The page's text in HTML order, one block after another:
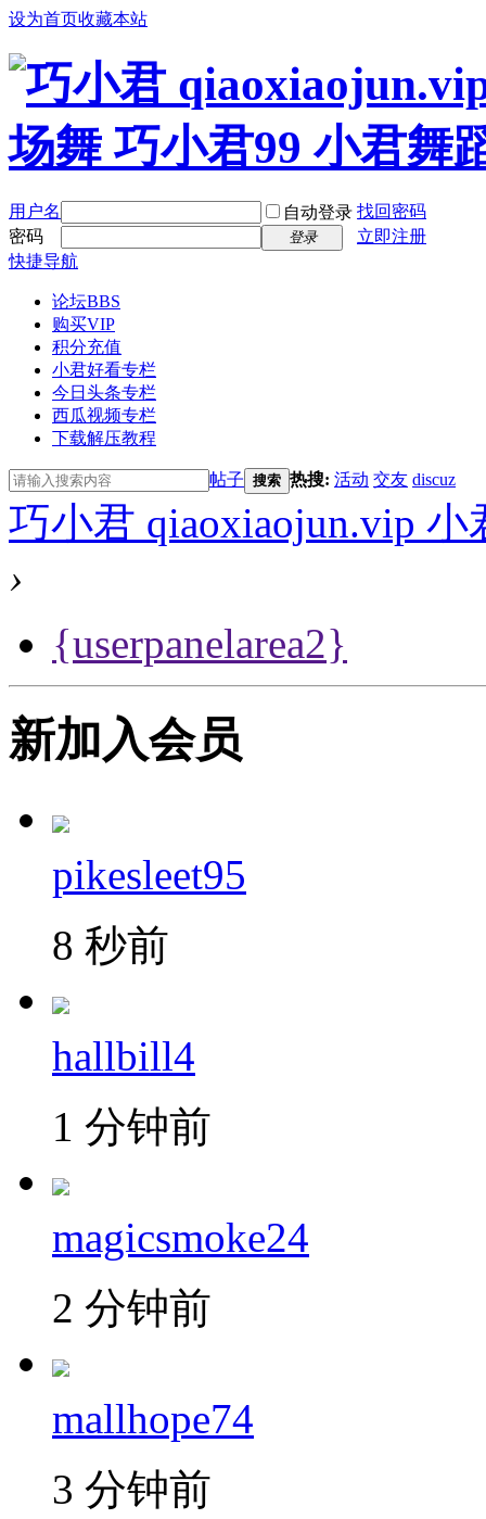
设为首页收藏本站
用户名 自动登录 找回密码
密码
登录
立即注册
快捷导航
论坛BBS
购买VIP
积分充值
小君好看专栏
今日头条专栏
西瓜视频专栏
下载解压教程
帖子 搜索 热搜: 活动 交友 discuz
巧小君 qiaoxiaojun.vip
›
{userpanelarea2}
新加入会员
pikesleet95
8 秒前
hallbill4
1 分钟前
magicsmoke24
2 分钟前
mallhope74
3 分钟前